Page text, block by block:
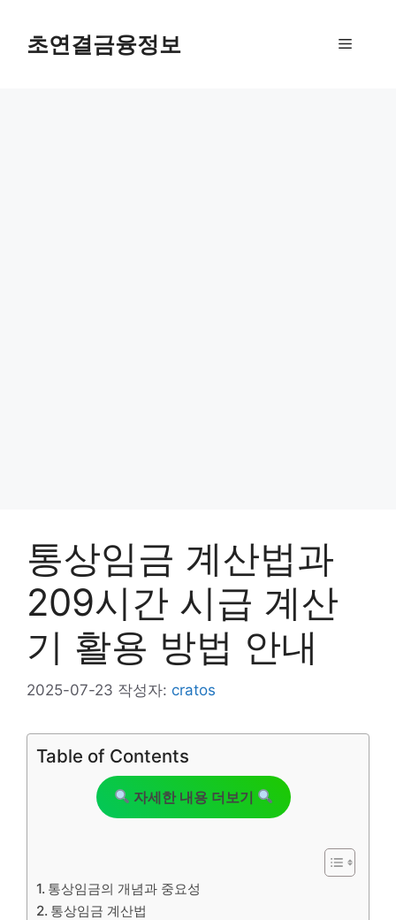
초연결금융정보 메
통상임금 계산법과
209시간 시급 계산
기 활용 방법 안내
2025-07-23 작성자: cratos
Table of Contents
자세한 내용 더보기
통상임금의 개념과 중요성
통상임금 계산법